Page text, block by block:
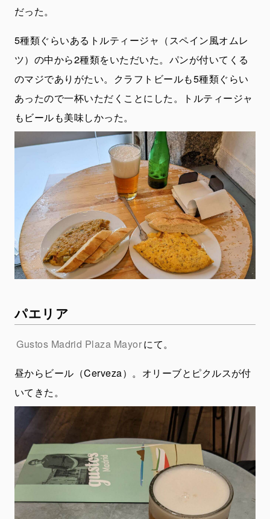
だった。
5種類ぐらいあるトルティージャ（スペイン風オムレ
ツ）の中から2種類をいただいた。パンが付いてくる
のマジでありがたい。クラフトビールも5種類ぐらい
あったので一杯いただくことにした。トルティージャ
もビールも美味しかった。
パエリア
Gustos Madrid Plaza Mayorにて。
昼からビール（Cerveza）。オリーブとピクルスが付
いてきた。